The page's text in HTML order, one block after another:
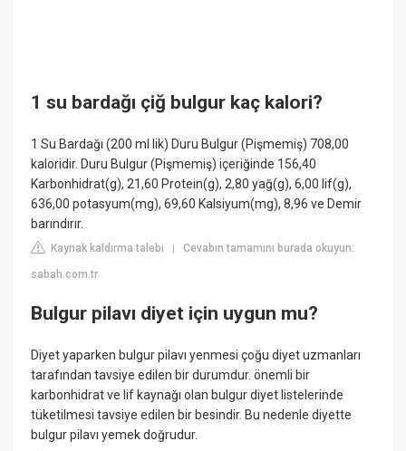
1 su bardağı çiğ bulgur kaç kalori?
1 Su Bardağı (200 ml lik) Duru Bulgur (Pişmemiş) 708,00
kaloridir. Duru Bulgur (Pişmemiş) içeriğinde 156,40
Karbonhidrat(g), 21,60 Protein(g), 2,80 yağ(g), 6,00 lif(g),
636,00 potasyum(mg), 69,60 Kalsiyum(mg), 8,96 ve Demir
barındırır.
Kaynak kaldırma talebi |Cevabın tamamını burada okuyun:
sabah.com.tr
Bulgur pilavı diyet için uygun mu?
Diyet yaparken bulgur pilavı yenmesi çoğu diyet uzmanları
tarafından tavsiye edilen bir durumdur. önemli bir
karbonhidrat ve lif kaynağı olan bulgur diyet listelerinde
tüketilmesi tavsiye edilen bir besindir. Bu nedenle diyette
bulgur pilavı yemek doğrudur.